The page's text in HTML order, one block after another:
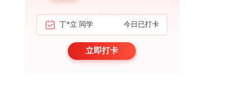
郝*宇 同学
丁*立 同学 今日已打卡
李* 医生 今日已打卡
刘* 实习生 今日已打卡
立即打卡